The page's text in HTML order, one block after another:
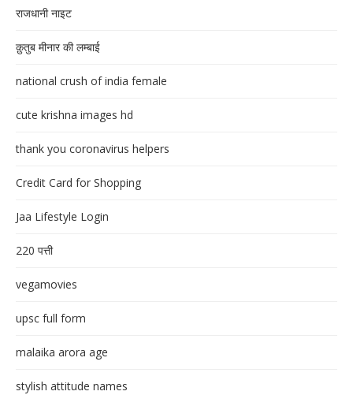
राजधानी नाइट
क़ुतुब मीनार की लम्बाई
national crush of india female
cute krishna images hd
thank you coronavirus helpers
Credit Card for Shopping
Jaa Lifestyle Login
220 पत्ती
vegamovies
upsc full form
malaika arora age
stylish attitude names